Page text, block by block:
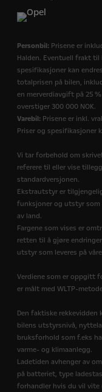
Personbil: Prisene er
Halden. Eventuell frakt til
spesifikasjoner kan
totalprisen på bilen,
en merverdiavgift på 25
overstiger 300 000 NOK.
Varebil: Prisene er inkl.
Priser og spesifikasjoner
Vi tar forbehold om
referere til eller vise
standardversjonen.
Ekstrautstyr er
funksjoner og utstyr som
av land.
Fargene som vises er
retten til å gjøre
utstyr som leveres på
Verdiene som er oppgitt
er målt med WLTP-
Den faktiske rekkevidden
bilens utstyrsnivå,
bruksforhold som f.eks
varme- og klimaanlegg.
Ladetiden avhenger av
på batteriet, type
forhandler hvis du vil vite